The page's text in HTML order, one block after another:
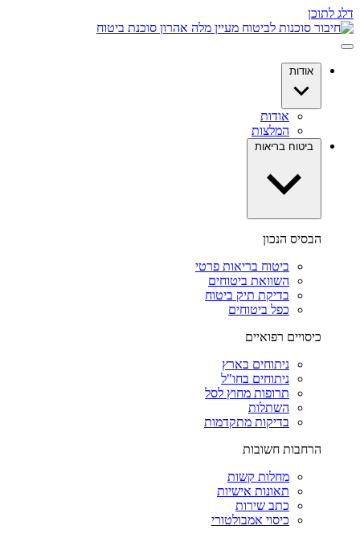
דלג לתוכן
אודות
אודות
המלצות
ביטוח בריאות
הבסיס הנכון
ביטוח בריאות פרטי
השוואת ביטוחים
בדיקת תיק ביטוח
כפל ביטוחים
כיסויים רפואיים
ניתוחים בארץ
ניתוחים בחו"ל
תרופות מחוץ לסל
השתלות
בדיקות מתקדמות
הרחבות חשובות
מחלות קשות
תאונות אישיות
כתב שירות
כיסוי אמבולטורי